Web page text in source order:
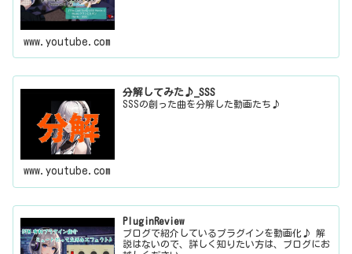
www.youtube.com
分解してみた♪_SSS
SSSの創った曲を分解した動画たち♪
www.youtube.com
PluginReview
ブログで紹介しているプラグインを動画化♪ 解
説はないので、詳しく知りたい方は、ブログにお